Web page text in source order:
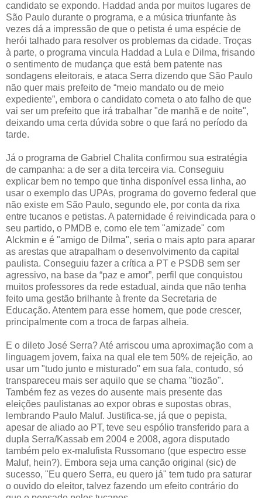
candidato se expondo. Haddad anda por muitos lugares de
São Paulo durante o programa, e a música triunfante às
vezes dá a impressão de que o petista é uma espécie de
herói talhado para resolver os problemas da cidade. Troças
à parte, o programa vincula Haddad a Lula e Dilma, frisando
o sentimento de mudança que está bem patente nas
sondagens eleitorais, e ataca Serra dizendo que São Paulo
não quer mais prefeito de “meio mandato ou de meio
expediente”, embora o candidato cometa o ato falho de que
vai ser um prefeito que irá trabalhar "de manhã e de noite",
deixando uma certa dúvida sobre o que fará no período da
tarde.
Já o programa de Gabriel Chalita confirmou sua estratégia
de campanha: a de ser a dita terceira via. Conseguiu
explicar bem no tempo que tinha disponível essa linha, ao
usar o exemplo das UPAs, programa do governo federal que
não existe em São Paulo, segundo ele, por conta da rixa
entre tucanos e petistas. A paternidade é reivindicada para o
seu partido, o PMDB e, como ele tem "amizade" com
Alckmin e é "amigo de Dilma", seria o mais apto para aparar
as arestas que atrapalham o desenvolvimento da capital
paulista. Conseguiu fazer a crítica a PT e PSDB sem ser
agressivo, na base da “paz e amor”, perfil que conquistou
muitos professores da rede estadual, ainda que não tenha
feito uma gestão brilhante à frente da Secretaria de
Educação. Atentem para esse homem, que pode crescer,
principalmente com a troca de farpas alheia.
E o dileto José Serra? Até arriscou uma aproximação com a
linguagem jovem, faixa na qual ele tem 50% de rejeição, ao
usar um "tudo junto e misturado" em sua fala, contudo, só
transpareceu mais ser aquilo que se chama "tiozão".
Também fez as vezes do ausente mais presente das
eleições paulistanas ao expor obras e supostas obras,
lembrando Paulo Maluf. Justifica-se, já que o pepista,
apesar de aliado ao PT, teve seu espólio transferido para a
dupla Serra/Kassab em 2004 e 2008, agora disputado
também pelo ex-malufista Russomano (que espectro esse
Maluf, hein?). Embora seja uma canção original (sic) de
sucesso, "Eu quero Serra, eu quero já" tem tudo pra saturar
o ouvido do eleitor, talvez fazendo um efeito contrário do